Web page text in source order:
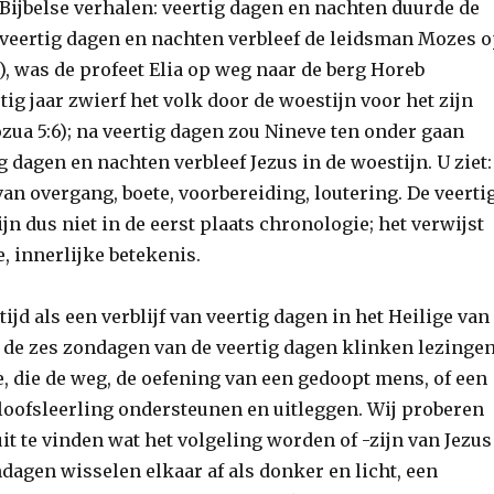
verhalen: veertig dagen en nachten duurde de
veertig dagen en nachten verbleef de leidsman Mozes
was de profeet Elia op weg naar de berg Horeb
jaar zwierf het volk door de woestijn voor het zijn
5:6); na veertig dagen zou Nineve ten onder gaan
dagen en nachten verbleef Jezus in de woestijn. U ziet:
overgang, boete, voorbereiding, loutering. De
dus niet in de eerst plaats chronologie; het verwijst
innerlijke betekenis.
als een verblijf van veertig dagen in het Heilige van
zes zondagen van de veertig dagen klinken
die de weg, de oefening van een gedoopt mens, of een
ondersteunen en uitleggen. Wij proberen
te vinden wat het volgeling worden of -zijn van Jezus
wisselen elkaar af als donker en licht, een